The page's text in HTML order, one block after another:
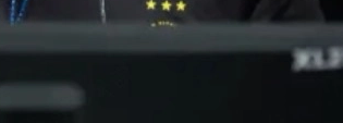
sub presiune maximă. De la ajustări
capabilă să pedepsească orice ezitare.